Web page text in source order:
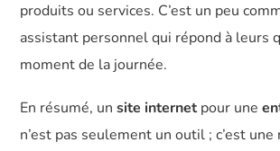
produits ou services. C’est un peu
assistant personnel qui répond à leurs
moment de la journée.
En résumé, unsite internetpour une
n’est pas seulement un outil ; c’est